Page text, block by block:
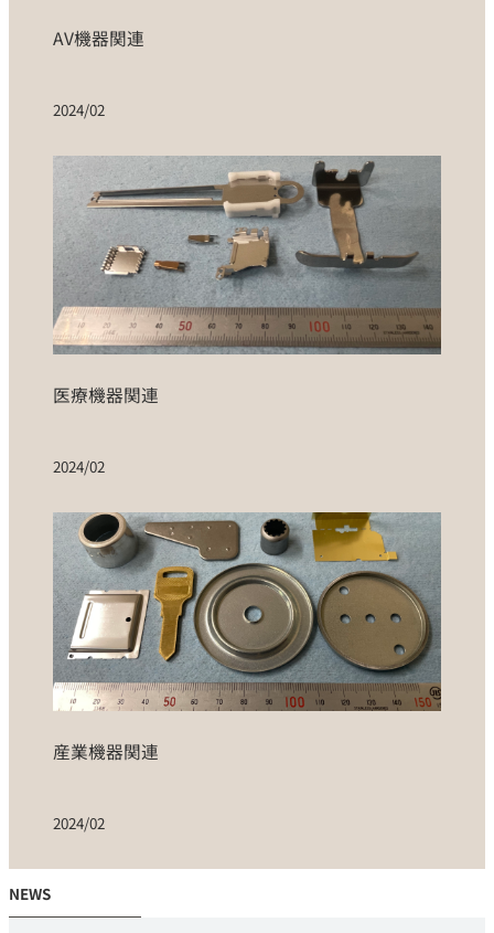
AV機器関連
2024/02
医療機器関連
2024/02
産業機器関連
2024/02
NEWS